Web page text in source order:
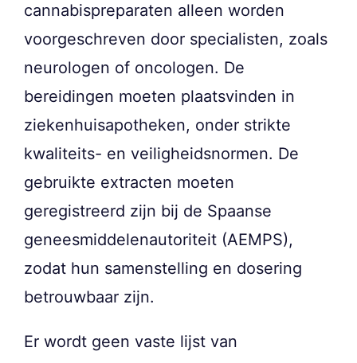
cannabispreparaten alleen worden
voorgeschreven door specialisten, zoals
neurologen of oncologen. De
bereidingen moeten plaatsvinden in
ziekenhuisapotheken, onder strikte
kwaliteits- en veiligheidsnormen. De
gebruikte extracten moeten
geregistreerd zijn bij de Spaanse
geneesmiddelenautoriteit (AEMPS),
zodat hun samenstelling en dosering
betrouwbaar zijn.
Er wordt geen vaste lijst van